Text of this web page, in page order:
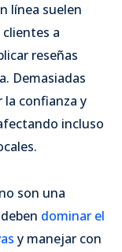
línea suelen
a
reseñas
Demasiadas
la confianza y
incluso
son una
dominar el
y manejar con